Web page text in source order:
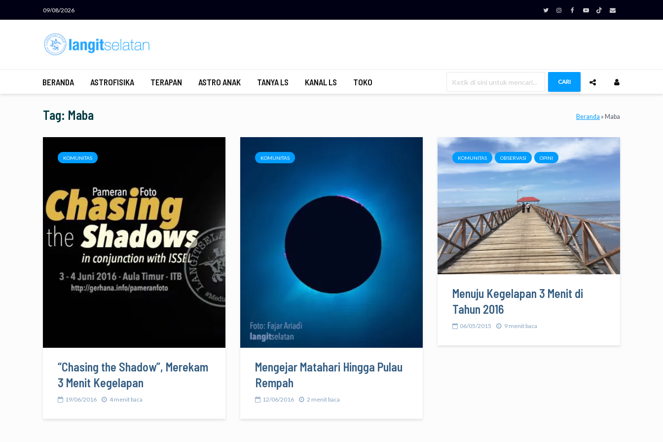
09/08/2026
BERANDA ASTROFISIKA TERAPAN ASTRO ANAK TANYA LS KANAL LS TOKO CARI
Tag: Maba Beranda » Maba
KOMUNITAS
“Chasing the Shadow”, Merekam
3 Menit Kegelapan
19/06/2016 4 menit baca
KOMUNITAS
Mengejar Matahari Hingga Pulau
Rempah
12/06/2016 2 menit baca
KOMUNITAS OBSERVASI OPINI
Menuju Kegelapan 3 Menit di
Tahun 2016
06/05/2015 9 menit baca